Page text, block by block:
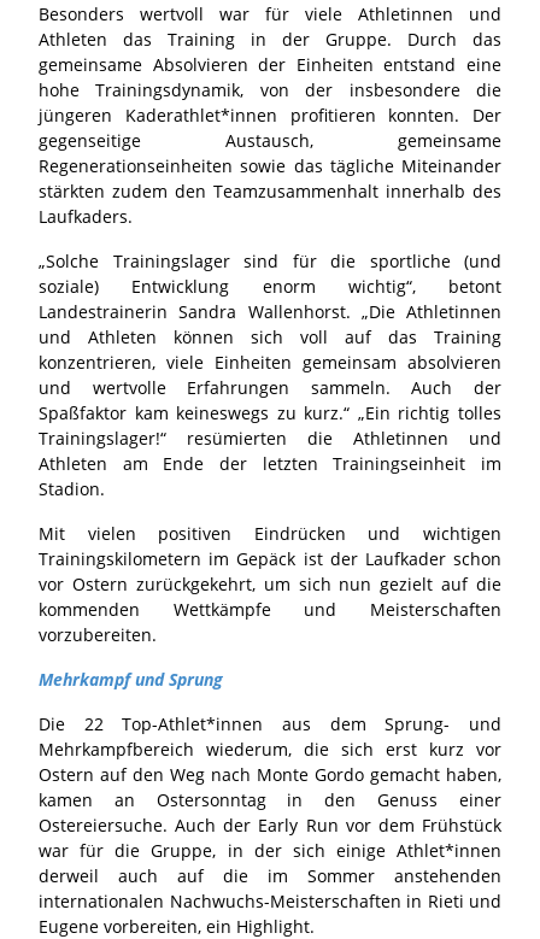
Besonders wertvoll war für viele Athletinnen und
Athleten das Training in der Gruppe. Durch das
gemeinsame Absolvieren der Einheiten entstand eine
hohe Trainingsdynamik, von der insbesondere die
jüngeren Kaderathlet*innen profitieren konnten. Der
gegenseitige Austausch, gemeinsame
Regenerationseinheiten sowie das tägliche Miteinander
stärkten zudem den Teamzusammenhalt innerhalb des
Laufkaders.
„Solche Trainingslager sind für die sportliche (und
soziale) Entwicklung enorm wichtig“, betont
Landestrainerin Sandra Wallenhorst. „Die Athletinnen
und Athleten können sich voll auf das Training
konzentrieren, viele Einheiten gemeinsam absolvieren
und wertvolle Erfahrungen sammeln. Auch der
Spaßfaktor kam keineswegs zu kurz.“ „Ein richtig tolles
Trainingslager!“ resümierten die Athletinnen und
Athleten am Ende der letzten Trainingseinheit im
Stadion.
Mit vielen positiven Eindrücken und wichtigen
Trainingskilometern im Gepäck ist der Laufkader schon
vor Ostern zurückgekehrt, um sich nun gezielt auf die
kommenden Wettkämpfe und Meisterschaften
vorzubereiten.
Mehrkampf und Sprung
Die 22 Top-Athlet*innen aus dem Sprung- und
Mehrkampfbereich wiederum, die sich erst kurz vor
Ostern auf den Weg nach Monte Gordo gemacht haben,
kamen an Ostersonntag in den Genuss einer
Ostereiersuche. Auch der Early Run vor dem Frühstück
war für die Gruppe, in der sich einige Athlet*innen
derweil auch auf die im Sommer anstehenden
internationalen Nachwuchs-Meisterschaften in Rieti und
Eugene vorbereiten, ein Highlight.